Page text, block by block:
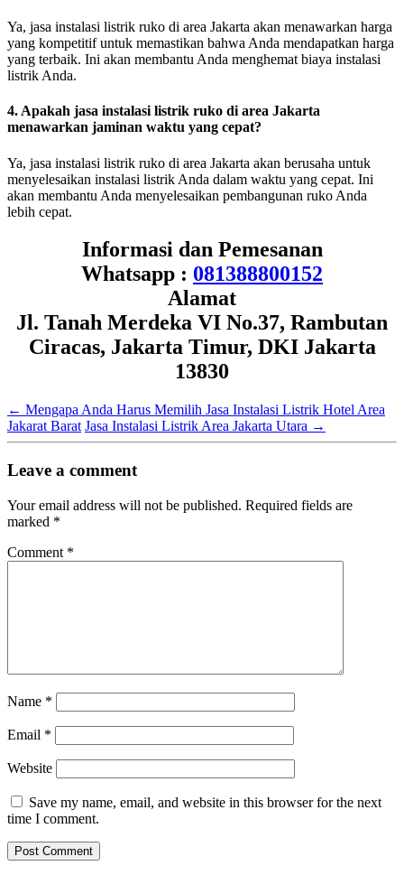
Ya, jasa instalasi listrik ruko di area Jakarta akan menawarkan harga
yang kompetitif untuk memastikan bahwa Anda mendapatkan harga
yang terbaik. Ini akan membantu Anda menghemat biaya instalasi
listrik Anda.
4. Apakah jasa instalasi listrik ruko di area Jakarta
menawarkan jaminan waktu yang cepat?
Ya, jasa instalasi listrik ruko di area Jakarta akan berusaha untuk
menyelesaikan instalasi listrik Anda dalam waktu yang cepat. Ini
akan membantu Anda menyelesaikan pembangunan ruko Anda
lebih cepat.
Informasi dan Pemesanan
Whatsapp : 081388800152
Alamat
Jl. Tanah Merdeka VI No.37, Rambutan
Ciracas, Jakarta Timur, DKI Jakarta
13830
← Mengapa Anda Harus Memilih Jasa Instalasi Listrik Hotel Area
Jakarat Barat Jasa Instalasi Listrik Area Jakarta Utara →
Leave a comment
Your email address will not be published. Required fields are
marked *
Comment *
Name *
Email *
Website
Save my name, email, and website in this browser for the next
time I comment.